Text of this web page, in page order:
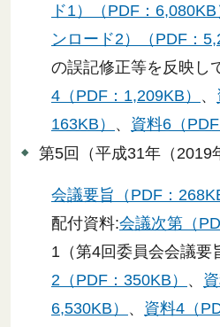
ド1）（PDF：6,080KB
ンロード2）（PDF：
の誤記修正等を反映し
4（PDF：1,209KB） 、
163KB） 、 資料6（PDF
第5回（平成31年（2019
会議要旨（PDF：
配付資料:会議次第（
1（第4回委員会会議要
2（PDF：350KB） 、
6,530KB） 、 資料4（